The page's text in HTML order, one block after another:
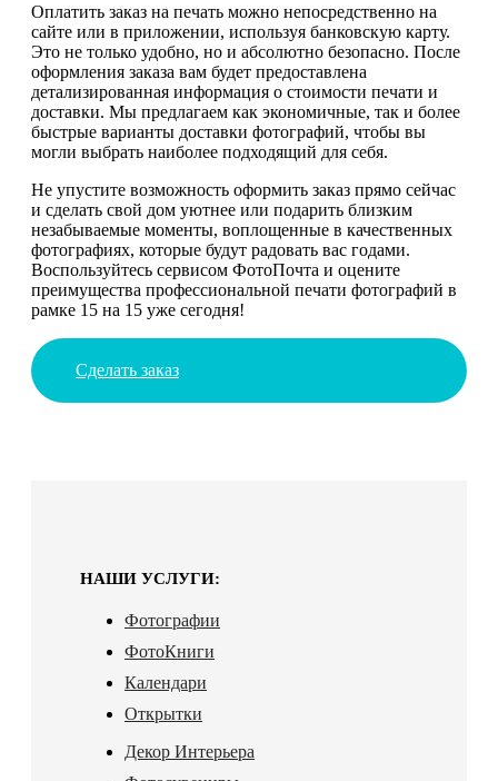
Оплатить заказ на печать можно непосредственно на
сайте или в приложении, используя банковскую карту.
Это не только удобно, но и абсолютно безопасно. После
оформления заказа вам будет предоставлена
детализированная информация о стоимости печати и
доставки. Мы предлагаем как экономичные, так и более
быстрые варианты доставки фотографий, чтобы вы
могли выбрать наиболее подходящий для себя.
Не упустите возможность оформить заказ прямо сейчас
и сделать свой дом уютнее или подарить близким
незабываемые моменты, воплощенные в качественных
фотографиях, которые будут радовать вас годами.
Воспользуйтесь сервисом ФотоПочта и оцените
преимущества профессиональной печати фотографий в
рамке 15 на 15 уже сегодня!
Сделать заказ
НАШИ УСЛУГИ:
Фотографии
ФотоКниги
Календари
Открытки
Декор Интерьера